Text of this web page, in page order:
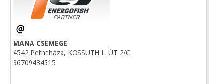
MANA CSEMEGE
4542 Petneháza, KOSSUTH L. ÚT 2/C.
36709434515